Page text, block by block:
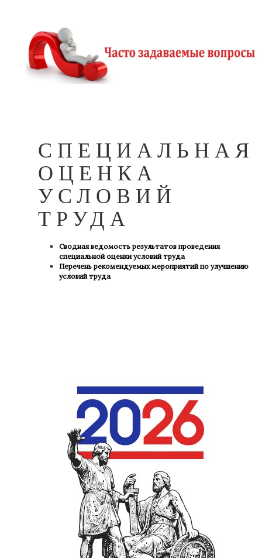
СПЕЦИАЛЬНАЯ
ОЦЕНКА
УСЛОВИЙ
ТРУДА
Сводная ведомость результатов проведения
специальной оценки условий труда
Перечень рекомендуемых мероприятий по улучшению
условий труда